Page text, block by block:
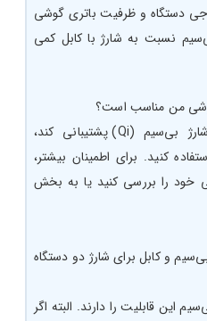
دستگاه و ظرفیت باتری گوشی
نسبت به شارژ با کابل کمی
اگر گوشی شما از فناوری شارژ بی‌سیم (Qi) پشتیبانی کند،
کنید. برای اطمینان بیشتر،
را بررسی کنید یا به بخش
و کابل برای شارژ دو دستگاه
این قابلیت را دارند. البته اگر